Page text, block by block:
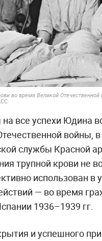
во время Великой Отечественной
все успехи Юдина
войны,
службы Красной
трупной крови не
использован в
— во время
1936–1939 гг.
и успешного